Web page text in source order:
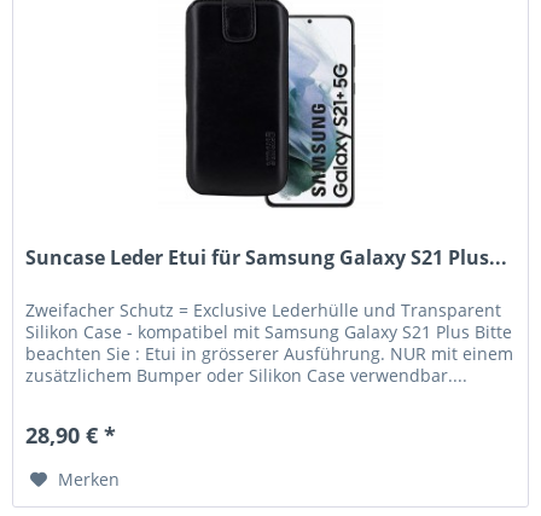
Suncase Leder Etui für Samsung Galaxy S21 Plus...
Zweifacher Schutz = Exclusive Lederhülle und Transparent
Silikon Case - kompatibel mit Samsung Galaxy S21 Plus Bitte
beachten Sie : Etui in grösserer Ausführung. NUR mit einem
zusätzlichem Bumper oder Silikon Case verwendbar....
28,90 € *
Merken